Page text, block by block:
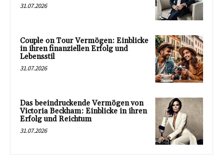
31.07.2026
Couple on Tour Vermögen: Einblicke
in ihren finanziellen Erfolg und
Lebensstil
31.07.2026
Das beeindruckende Vermögen von
Victoria Beckham: Einblicke in ihren
Erfolg und Reichtum
31.07.2026